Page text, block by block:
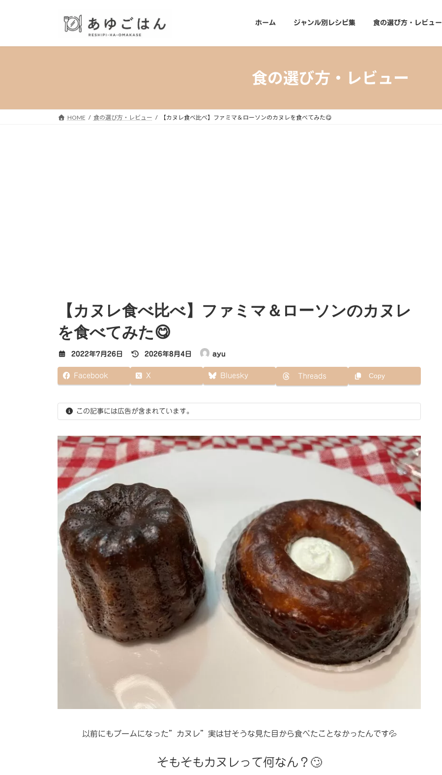
プ
動
ホーム ジャンル別レシピ集 食の選び方・レビュー
食の選び方・レビュー
HOME 食の選び方・レビュー 【カヌレ食べ比べ】ファミマ＆ローソンのカヌレを食べてみた😋
【カヌレ食べ比べ】ファミマ＆ローソンのカヌレ
を食べてみた😋
2022年7月26日
最
更
:
2026年8月4日 ayu
Facebook X Bluesky Threads Copy
この記事には広告が含まれています。
以前にもブームになった”カヌレ”実は甘そうな見た目から食べたことなかったんです💦
そもそもカヌレって何なん？🙄